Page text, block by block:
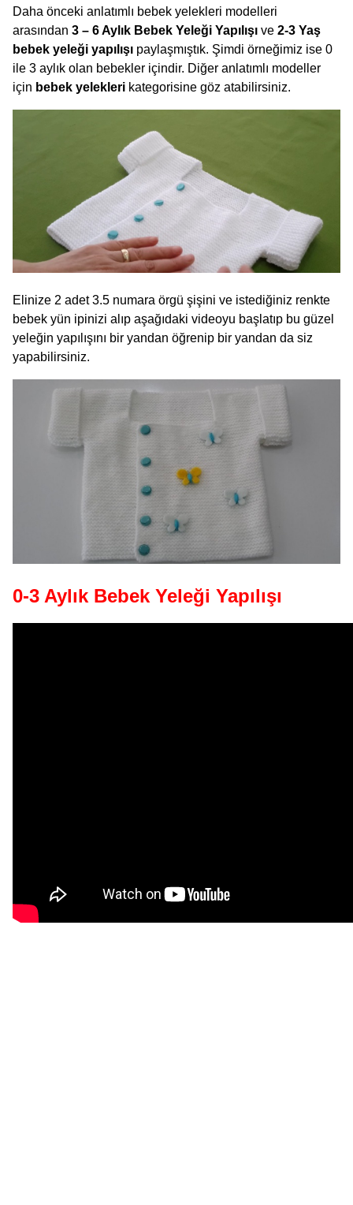
Daha önceki anlatımlı bebek yelekleri modelleri
arasından 3 – 6 Aylık Bebek Yeleği Yapılışı ve 2-3 Yaş
bebek yeleği yapılışı paylaşmıştık. Şimdi örneğimiz ise 0
ile 3 aylık olan bebekler içindir. Diğer anlatımlı modeller
için bebek yelekleri kategorisine göz atabilirsiniz.
Elinize 2 adet 3.5 numara örgü şişini ve istediğiniz renkte
bebek yün ipinizi alıp aşağıdaki videoyu başlatıp bu güzel
yeleğin yapılışını bir yandan öğrenip bir yandan da siz
yapabilirsiniz.
0-3 Aylık Bebek Yeleği Yapılışı